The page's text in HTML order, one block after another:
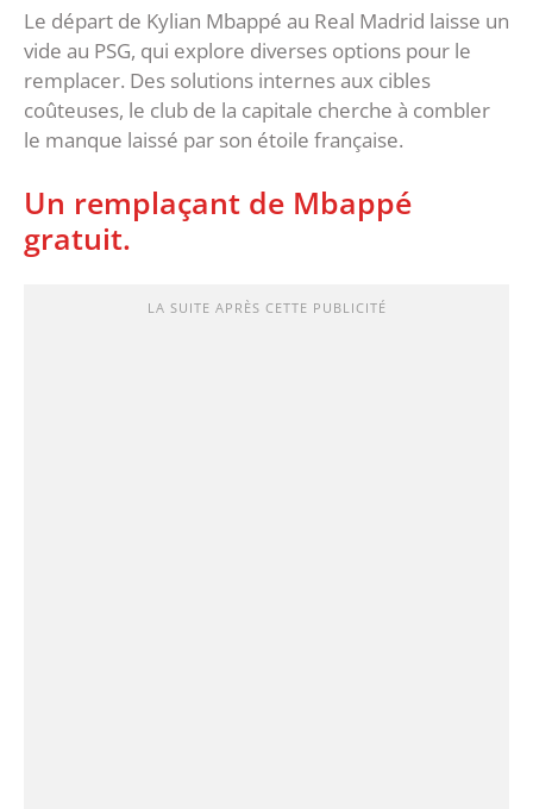
Le départ de Kylian Mbappé au Real Madrid laisse un
vide au PSG, qui explore diverses options pour le
remplacer. Des solutions internes aux cibles
coûteuses, le club de la capitale cherche à combler
le manque laissé par son étoile française.
Un remplaçant de Mbappé
gratuit.
LA SUITE APRÈS CETTE PUBLICITÉ